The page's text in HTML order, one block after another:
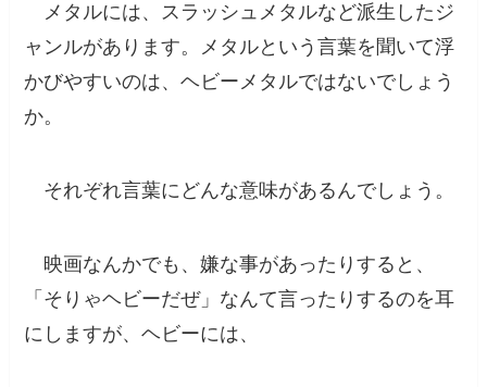
メタルには、スラッシュメタルなど派生したジ
ャンルがあります。メタルという言葉を聞いて浮
かびやすいのは、ヘビーメタルではないでしょう
か。
それぞれ言葉にどんな意味があるんでしょう。
映画なんかでも、嫌な事があったりすると、
「そりゃヘビーだぜ」なんて言ったりするのを耳
にしますが、ヘビーには、